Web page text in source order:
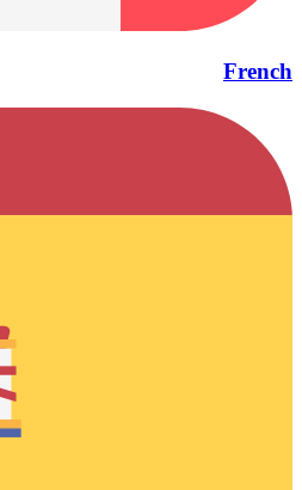
French